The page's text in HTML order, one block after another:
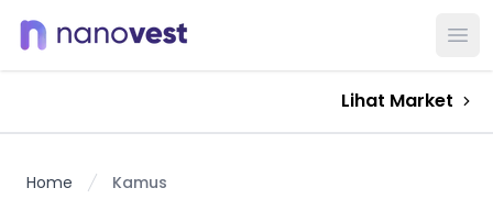
Lihat Market
Home Kamus